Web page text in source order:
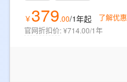
￥379.00/1年起
了解优惠
官网折扣价:¥714.00/1年